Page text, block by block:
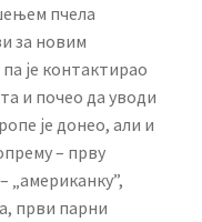
пчела
за новим
је контактирао
и почео да уводи
је донео, али и
– прву
први парни